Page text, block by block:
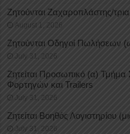
Ζητούνται Ζαχαροπλάστης/
August 1, 2026
Ζητούνται Οδηγοί Πωλήσεων
July 31, 2026
Ζητείται Προσωπικό (α) Τμήμα
Φορτηγών και Trailers
July 31, 2026
Ζητείται Βοηθός Λογιστηρίου
July 31, 2026